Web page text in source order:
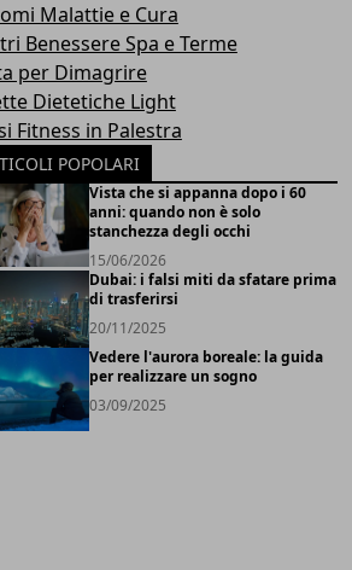
Malattie e Cura
Benessere Spa e Terme
per Dimagrire
Dietetiche Light
Fitness in Palestra
POPOLARI
Vista che si appanna dopo i 60
anni: quando non è solo
stanchezza degli occhi
15/06/2026
Dubai: i falsi miti da sfatare prima
di trasferirsi
20/11/2025
Vedere l'aurora boreale: la guida
per realizzare un sogno
03/09/2025